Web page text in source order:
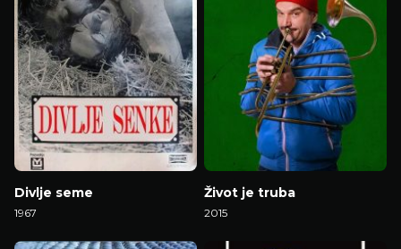
Divlje seme
1967
Život je truba
2015